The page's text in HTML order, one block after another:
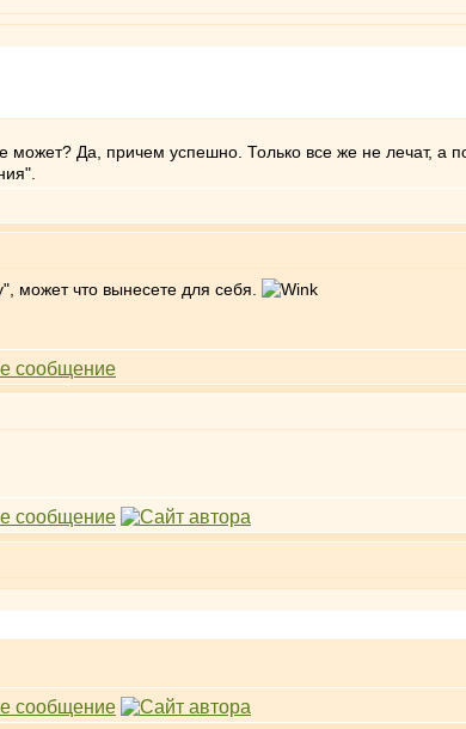
Да, причем успешно. Только все же не лечат, а
может что вынесете для себя.